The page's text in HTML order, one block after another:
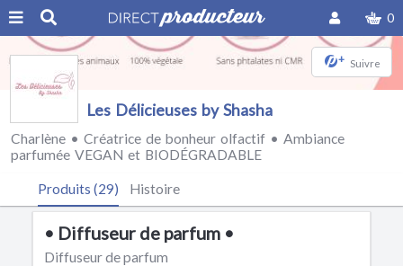
0
+ Suivre
Les Délicieuses by Shasha
Charlène • Créatrice de bonheur olfactif • Ambiance
parfumée VEGAN et BIODÉGRADABLE
Produits (29) Histoire
• Diffuseur de parfum •
Diffuseur de parfum